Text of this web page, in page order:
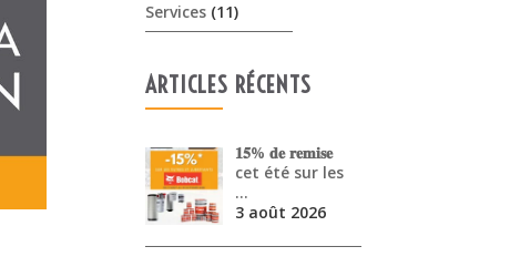
Services (11)
ARTICLES RÉCENTS
𝟏𝟓% 𝐝𝐞 𝐫𝐞𝐦𝐢𝐬𝐞
cet été sur les
…
3 août 2026